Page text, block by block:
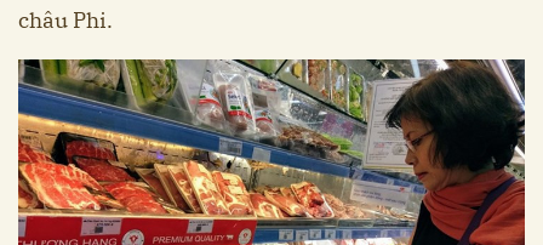
châu Phi.